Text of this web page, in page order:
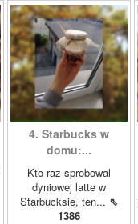
4. Starbucks w
domu:...
Kto raz sprobowal
dyniowej latte w
Starbucksie, ten... ⇖
1386